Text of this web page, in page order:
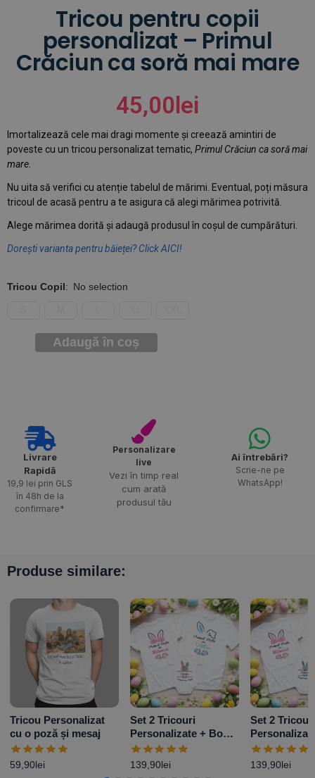
Tricou pentru copii
personalizat – Primul
Crăciun ca soră mai mare
45,00lei
Imortalizează cele mai dragi momente și creează amintiri de
poveste cu un tricou personalizat tematic, Primul Crăciun ca soră mai
mare
Nu uita să verifici cu atenție tabelul de mărimi. Eventual, poți măsura
tricoul de acasă pentru a te asigura că alegi mărimea potrivită.
Alege mărimea dorită și adaugă produsul în coșul de cumpărături.
Dorești varianta pentru băieței? Click AICI!
Tricou Copil: No selection
Adaugă în coș
Livrare
Rapidă​
19,9 lei prin GLS
în 48h de la
confirmare*
Personalizare
live
Vezi în timp real
cum arată
produsul tău
Ai întrebări?
Scrie-ne pe
WhatsApp!
Produse similare:
Tricou Personalizat
cu o poză și mesaj
59,90lei
Set 2 Tricouri
Personalizate + Body
– Primul Paște Baby
Girl
139,90lei
Set 2
– Primul
Boy
139,90lei